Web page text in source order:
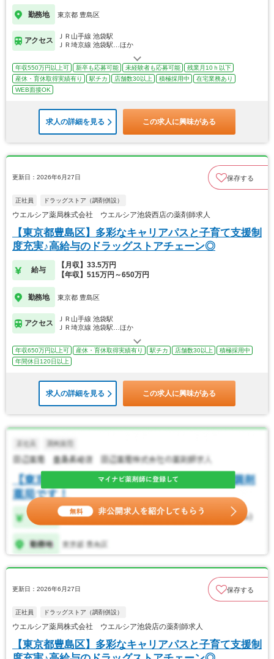
勤務地 東京都 豊島区
アクセス
ＪＲ山手線 池袋駅
ＪＲ埼京線 池袋駅…ほか
年収550万円以上可 新卒も応募可能 未経験者も応募可能
残業月10ｈ以下
産休・育休取得実績有り
駅チカ 店舗数30以上 積極採用中
在宅業務あり
WEB面接OK
求人の詳細を見る この求人に興味がある
更新日：2026年6月27日 保存する
正社員 ドラッグストア（調剤併設）
ウエルシア薬局株式会社 ウエルシア池袋西店の薬剤師求人
【東京都豊島区】多彩なキャリアパスと子育て支援制
度充実♪高給与のドラッグストアチェーン◎
給与
【月収】33.5万円
【年収】515万円～650万円
勤務地 東京都 豊島区
アクセス
ＪＲ山手線 池袋駅
ＪＲ埼京線 池袋駅…ほか
年収650万円以上可 産休・育休取得実績有り 駅チカ 店舗数30以上
積極採用中
年間休日120日以上
求人の詳細を見る この求人に興味がある
更新日：2026年6月27日 保存する
正社員 ドラッグストア（調剤併設）
ウエルシア薬局株式会社 ウエルシア池袋店の薬剤師求人
【東京都豊島区】多彩なキャリアパスと子育て支援制